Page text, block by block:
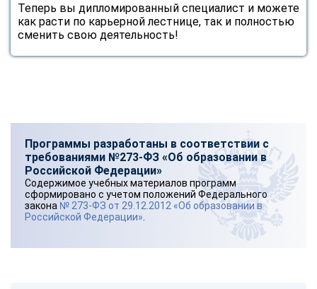
Теперь вы дипломированный специалист и можете
как расти по карьерной лестнице, так и полностью
сменить свою деятельность!
Программы разработаны в соответствии с
требованиями №273-ФЗ «Об образовании в
Российской Федерации»
Содержимое учебных материалов программ
сформировано с учетом положений Федерального
закона № 273-ФЗ от 29.12.2012 «Об образовании в
Российской Федерации»